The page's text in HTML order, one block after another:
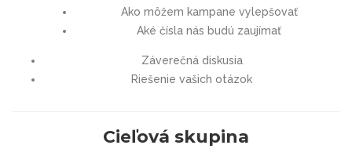
Ako môžem kampane vylepšovať
Aké čísla nás budú zaujímať
Záverečná diskusia
Riešenie vašich otázok
Cieľová skupina